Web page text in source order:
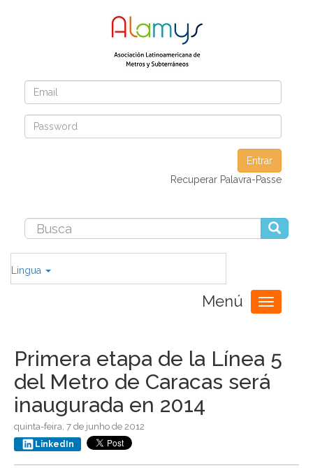
Entrar
Recuperar Palavra-Passe
Lingua
Menú
Toggle
navigation
Primera etapa de la Línea 5
del Metro de Caracas será
inaugurada en 2014
quinta-feira, 7 de junho de 2012
LinkedIn